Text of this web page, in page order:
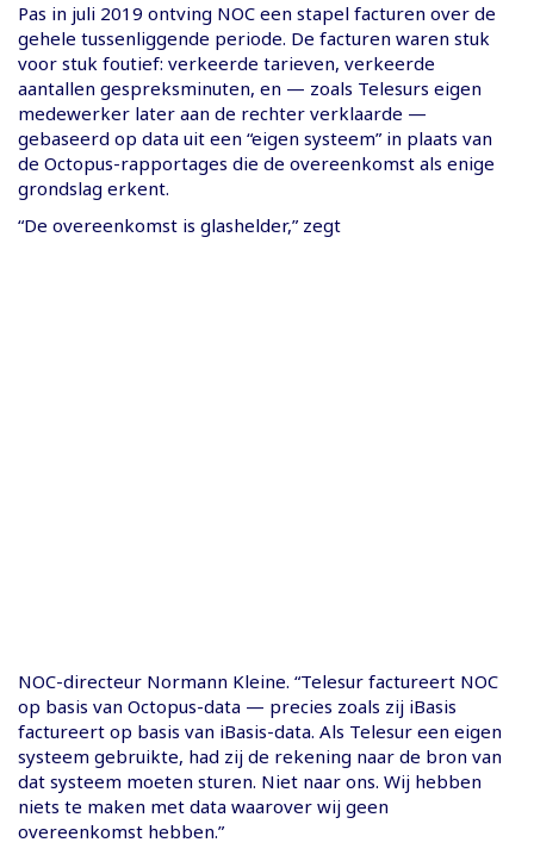
Pas in juli 2019 ontving NOC een stapel facturen over de
gehele tussenliggende periode. De facturen waren stuk
voor stuk foutief: verkeerde tarieven, verkeerde
aantallen gespreksminuten, en — zoals Telesurs eigen
medewerker later aan de rechter verklaarde —
gebaseerd op data uit een “eigen systeem” in plaats van
de Octopus-rapportages die de overeenkomst als enige
grondslag erkent.
“De overeenkomst is glashelder,” zegt
NOC-directeur Normann Kleine. “Telesur factureert NOC
op basis van Octopus-data — precies zoals zij iBasis
factureert op basis van iBasis-data. Als Telesur een eigen
systeem gebruikte, had zij de rekening naar de bron van
dat systeem moeten sturen. Niet naar ons. Wij hebben
niets te maken met data waarover wij geen
overeenkomst hebben.”